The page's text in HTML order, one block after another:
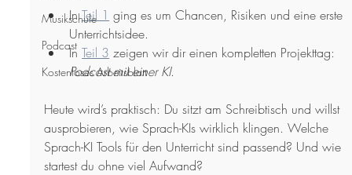
Musikschule
Podcast
Kostenloses Arbeitsblatt
In Teil 1 ging es um Chancen, Risiken und eine erste
Unterrichtsidee.
In Teil 3 zeigen wir dir einen kompletten Projekttag:
Podcast mit einer KI.
Heute wird’s praktisch: Du sitzt am Schreibtisch und willst
ausprobieren, wie Sprach-KIs wirklich klingen. Welche
Sprach-KI Tools für den Unterricht sind passend? Und wie
startest du ohne viel Aufwand?